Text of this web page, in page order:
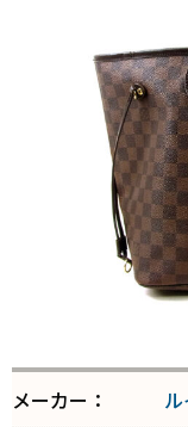
メーカー：